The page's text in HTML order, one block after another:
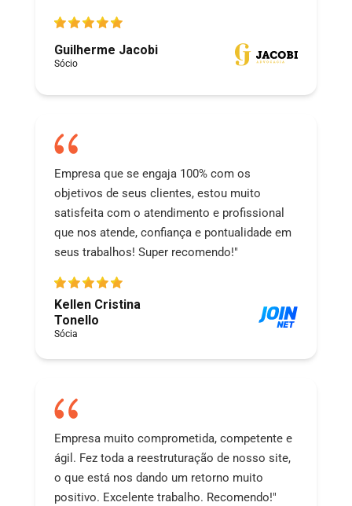
Guilherme Jacobi
Sócio
Empresa que se engaja 100% com os
objetivos de seus clientes, estou muito
satisfeita com o atendimento e profissional
que nos atende, confiança e pontualidade em
seus trabalhos! Super recomendo!"
Kellen Cristina
Tonello
Sócia
Empresa muito comprometida, competente e
ágil. Fez toda a reestruturação de nosso site,
o que está nos dando um retorno muito
positivo. Excelente trabalho. Recomendo!"